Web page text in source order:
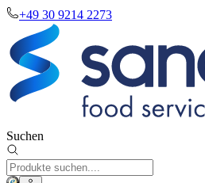
+49 30 9214 2273
Suchen